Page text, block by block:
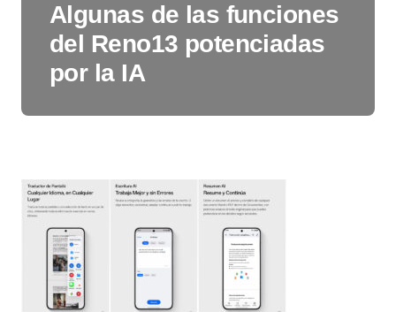
Algunas de las funciones
del Reno13 potenciadas
por la IA